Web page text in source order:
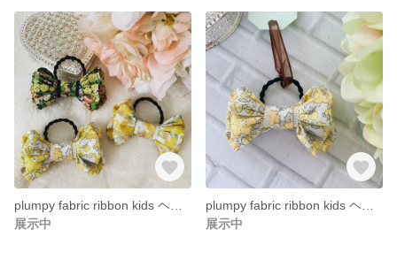
展示中
展示中